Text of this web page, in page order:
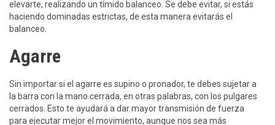
elevarte, realizando un tímido balanceo. Se debe evitar, si estás
haciendo dominadas estrictas, de esta manera evitarás el
balanceo.
Agarre
Sin importar si el agarre es supino o pronador, te debes sujetar a
la barra con la mano cerrada, en otras palabras, con los pulgares
cerrados. Esto te ayudará a dar mayor transmisión de fuerza
para ejecutar mejor el movimiento, aunque nos sea más